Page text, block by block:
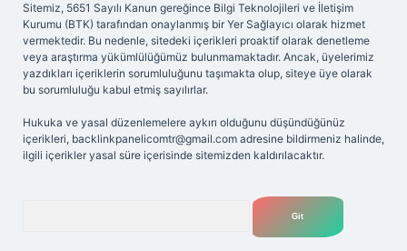
Sitemiz, 5651 Sayılı Kanun gereğince Bilgi Teknolojileri ve İletişim
Kurumu (BTK) tarafından onaylanmış bir Yer Sağlayıcı olarak hizmet
vermektedir. Bu nedenle, sitedeki içerikleri proaktif olarak denetleme
veya araştırma yükümlülüğümüz bulunmamaktadır. Ancak, üyelerimiz
yazdıkları içeriklerin sorumluluğunu taşımakta olup, siteye üye olarak
bu sorumluluğu kabul etmiş sayılırlar.
Hukuka ve yasal düzenlemelere aykırı olduğunu düşündüğünüz
içerikleri, backlinkpanelicomtr@gmail.com adresine bildirmeniz halinde,
ilgili içerikler yasal süre içerisinde sitemizden kaldırılacaktır.